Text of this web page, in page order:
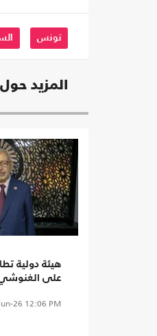
تونس
المزيد
هيئة دولية
على
العادلة
26 12:06 PM